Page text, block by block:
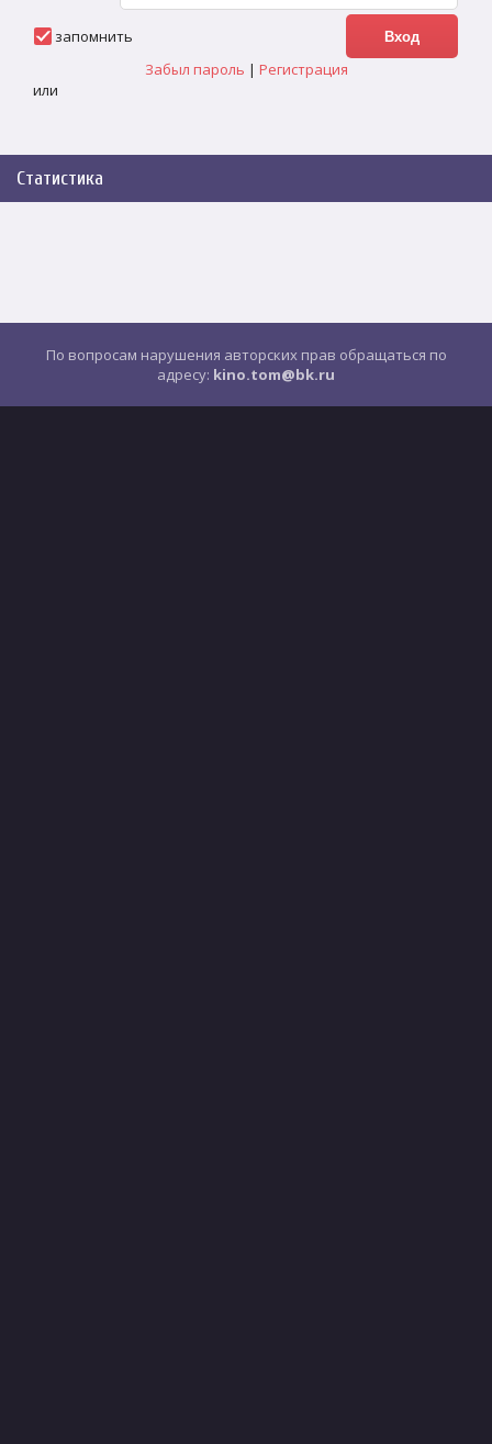
запомнить
Забыл пароль | Регистрация
или
Статистика
По вопросам нарушения авторских прав обращаться по
адресу: kino.tom@bk.ru